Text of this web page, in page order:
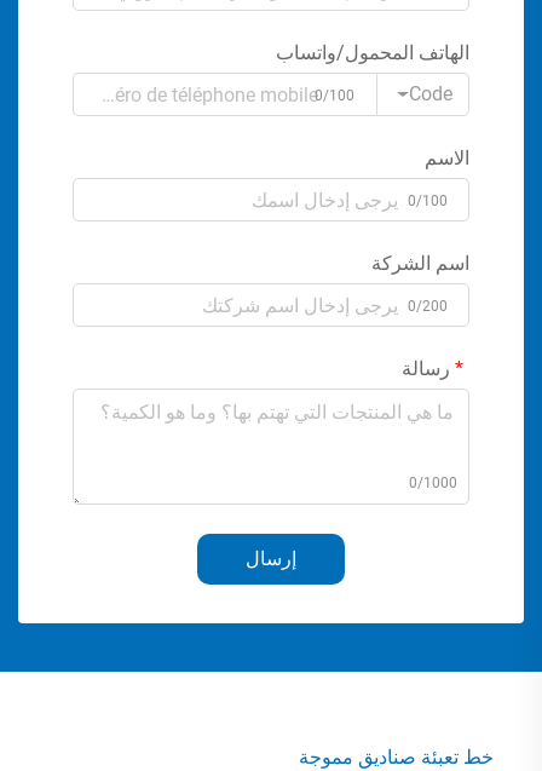
الهاتف المحمول/واتساب
Code
0/100
الاسم
0/100
اسم الشركة
0/200
رسالة
0/1000
إرسال
خط تعبئة صناديق مموجة